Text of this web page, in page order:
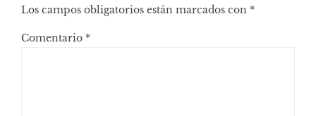
Los campos obligatorios están marcados con *
Comentario *